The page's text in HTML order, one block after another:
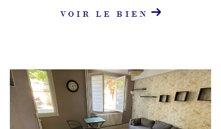
VOIR LE BIEN